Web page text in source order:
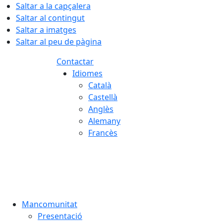
Saltar a la capçalera
Saltar al contingut
Saltar a imatges
Saltar al peu de pàgina
Contactar
Idiomes
Català
Castellà
Anglès
Alemany
Francès
Mancomunitat
Presentació